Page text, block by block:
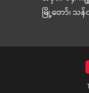
မြို့တော်၊ သန်